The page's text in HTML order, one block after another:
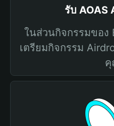
รับ AOAS
ในส่วนกิจกรรมของ
เตรียมกิจกรรม